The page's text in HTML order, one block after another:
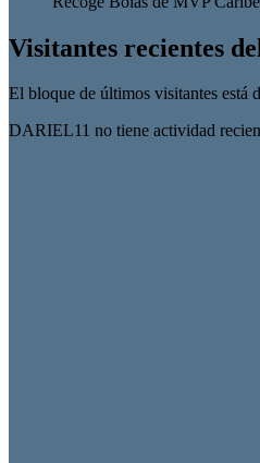
Visitantes recientes
El bloque de últimos visitantes está
DARIEL11 no tiene actividad